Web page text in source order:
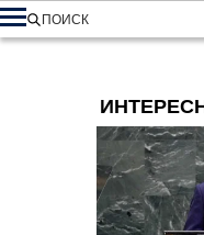
ПОИСК